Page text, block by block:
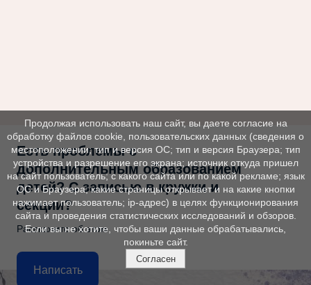
Есть проблемы с
дополнительным образованием
детей? С записью в кружки и
секции?
Расскажите об этом
Написать
Продолжая использовать наш сайт, вы даете согласие на
обработку файлов cookie, пользовательских данных (сведения о
местоположении; тип и версия ОС; тип и версия Браузера; тип
устройства и разрешение его экрана; источник откуда пришел
на сайт пользователь; с какого сайта или по какой рекламе; язык
ОС и Браузера; какие страницы открывает и на какие кнопки
нажимает пользователь; ip-адрес) в целях функционирования
сайта и проведения статистических исследований и обзоров.
Если вы не хотите, чтобы ваши данные обрабатывались,
покиньте сайт.
Согласен